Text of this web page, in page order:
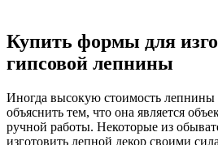
Купить формы для
гипсовой лепнины
Иногда высокую стоимость
объяснить тем, что она является
ручной работы. Некоторые из
изготовить лепной декор своими